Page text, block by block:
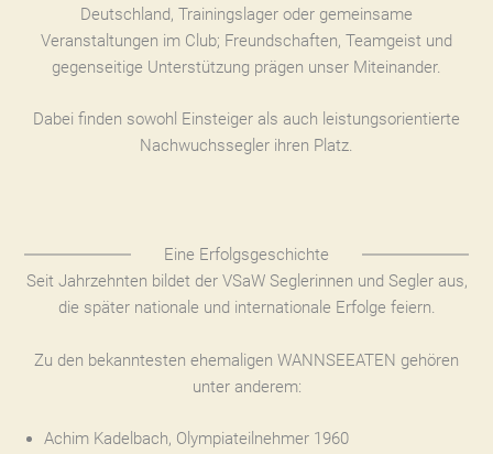
Deutschland, Trainingslager oder gemeinsame
Veranstaltungen im Club; Freundschaften, Teamgeist und
gegenseitige Unterstützung prägen unser Miteinander.
Dabei finden sowohl Einsteiger als auch leistungsorientierte
Nachwuchssegler ihren Platz.
Eine Erfolgsgeschichte
Seit Jahrzehnten bildet der VSaW Seglerinnen und Segler aus,
die später nationale und internationale Erfolge feiern.
Zu den bekanntesten ehemaligen WANNSEEATEN gehören
unter anderem:
Achim Kadelbach, Olympiateilnehmer 1960